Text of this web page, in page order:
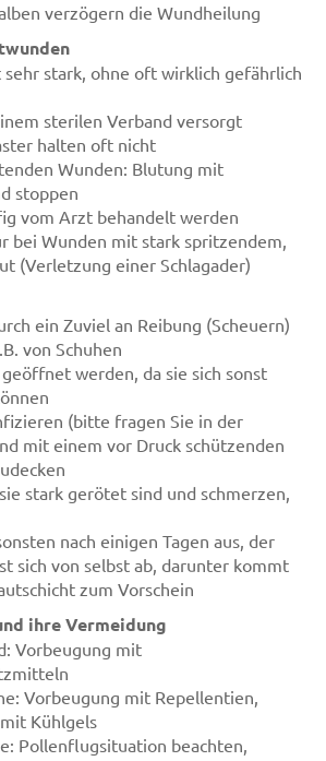
verzögern die Wundheilung
stark, ohne oft wirklich gefährlich
sterilen Verband versorgt
halten oft nicht
Wunden: Blutung mit
stoppen
vom Arzt behandelt werden
bei Wunden mit stark spritzendem,
(Verletzung einer Schlagader)
ein Zuviel an Reibung (Scheuern)
von Schuhen
werden, da sie sich sonst
(bitte fragen Sie in der
mit einem vor Druck schützenden
stark gerötet sind und schmerzen,
nach einigen Tagen aus, der
sich von selbst ab, darunter kommt
zum Vorschein
ihre Vermeidung
Vorbeugung mit
Vorbeugung mit Repellentien,
Kühlgels
Pollenflugsituation beachten,